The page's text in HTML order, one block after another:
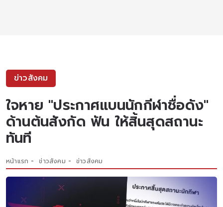
ข่าวสังคม
ใจหาย "ประกาศแบนนักกีฬาชื่อดัง"
ด้านต้นสังกัด ฟัน ให้สิ้นสุดสถานะ
ทันที
หน้าแรก ข่าวสังคม ข่าวสังคม